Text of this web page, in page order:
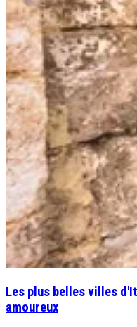
Les plus belles villes
amoureux